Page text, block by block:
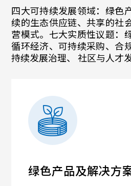
四大可持续发展领域：绿色
续的生态供应链、共享的社
营模式。七大实质性议题：
循环经济、可持续采购、合
持续发展治理、 社区与人才发
绿色产品及解决方